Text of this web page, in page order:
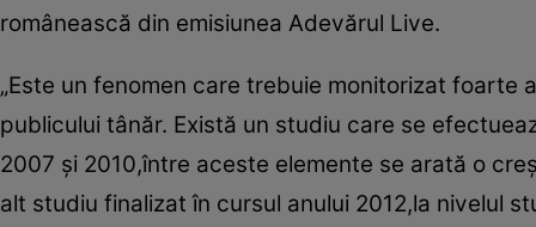
românească din emisiunea Adevărul Live.
„Este un fenomen care trebuie monitorizat
publicului tânăr. Există un studiu care se
2007 şi 2010,între aceste elemente se arată o
alt studiu finalizat în cursul anului 2012,la nivelul